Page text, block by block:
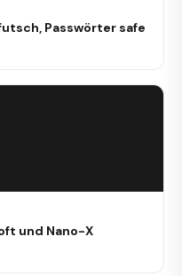
Passwörter safe
und Nano-X